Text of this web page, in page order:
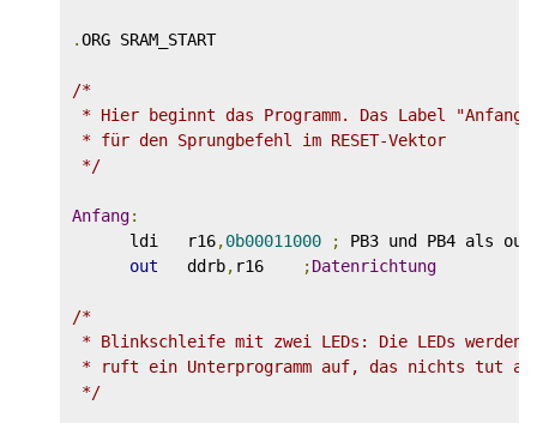
.ORG SRAM_START
/*
* Hier beginnt das Programm. Das Label
* für den Sprungbefehl im RESET-Vektor
*/
Anfang:
ldi   r16,0b00011000 ;
PB3 und PB4 als
out ddrb, r16 ;Datenrichtung
/*
* Blinkschleife mit zwei LEDs: Die LEDs
* ruft ein Unterprogramm auf, das nichts tut
*/